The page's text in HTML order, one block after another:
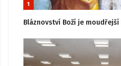
1
Bláznovství Boží je moudřejší